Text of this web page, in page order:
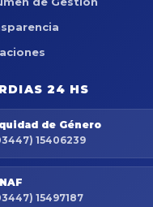
24 HS
de Género
15406239
15497187